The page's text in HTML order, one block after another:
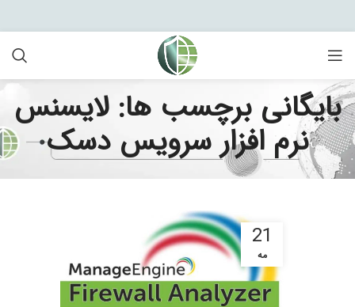
بایگانی برچسب ها: لایسنس
نرم افزار سرویس دسک
21
مه